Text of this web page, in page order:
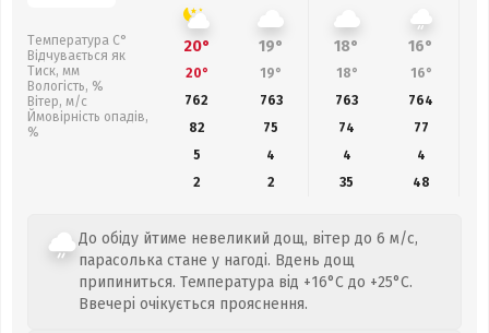
Температура С°
Відчувається як
Тиск, мм
Вологість, %
Вітер, м/с
Ймовірність опадів,
%
20° 19° 18° 16°
20° 19° 18° 16°
762
763 763 764
82
75 74 77
5
4 4
4
2
2 35 48
До обіду йтиме невеликий дощ, вітер до 6 м/с,
парасолька стане у нагоді. Вдень дощ
припиниться. Температура від +16°C до +25°C.
Ввечері очікується прояснення.